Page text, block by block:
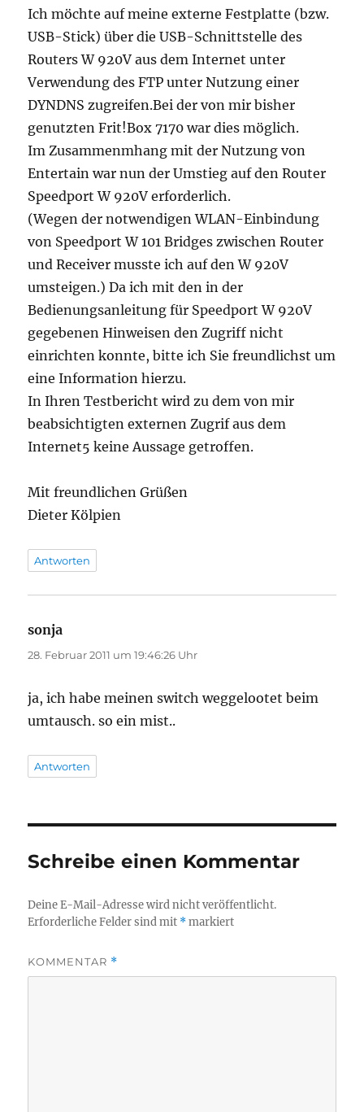
Ich möchte auf meine externe Festplatte (bzw.
USB-Stick) über die USB-Schnittstelle des
Routers W 920V aus dem Internet unter
Verwendung des FTP unter Nutzung einer
DYNDNS zugreifen.Bei der von mir bisher
genutzten Frit!Box 7170 war dies möglich.
Im Zusammenmhang mit der Nutzung von
Entertain war nun der Umstieg auf den Router
Speedport W 920V erforderlich.
(Wegen der notwendigen WLAN-Einbindung
von Speedport W 101 Bridges zwischen Router
und Receiver musste ich auf den W 920V
umsteigen.) Da ich mit den in der
Bedienungsanleitung für Speedport W 920V
gegebenen Hinweisen den Zugriff nicht
einrichten konnte, bitte ich Sie freundlichst um
eine Information hierzu.
In Ihren Testbericht wird zu dem von mir
beabsichtigten externen Zugrif aus dem
Internet5 keine Aussage getroffen.
Mit freundlichen Grüßen
Dieter Kölpien
Antworten
sonja
28. Februar 2011 um 19:46:26 Uhr
ja, ich habe meinen switch weggelootet beim
umtausch. so ein mist..
Antworten
Schreibe einen Kommentar
Deine E-Mail-Adresse wird nicht veröffentlicht.
Erforderliche Felder sind mit *markiert
KOMMENTAR *